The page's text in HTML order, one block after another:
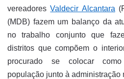
vereadoresValdecir Alcantara
(MDB) fazem um balanço da
no trabalho conjunto que
distritos que compõem o
procurado se colocar como
população junto à administração